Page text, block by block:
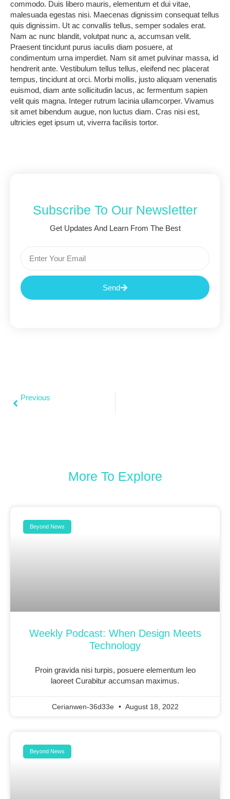
commodo. Duis libero mauris, elementum et dui vitae,
malesuada egestas nisi. Maecenas dignissim consequat tellus
quis dignissim. Ut ac convallis tellus, semper sodales erat.
Nam ac nunc blandit, volutpat nunc a, accumsan velit.
Praesent tincidunt purus iaculis diam posuere, at
condimentum urna imperdiet. Nam sit amet pulvinar massa, id
hendrerit ante. Vestibulum tellus tellus, eleifend nec placerat
tempus, tincidunt at orci. Morbi mollis, justo aliquam venenatis
euismod, diam ante sollicitudin lacus, ac fermentum sapien
velit quis magna. Integer rutrum lacinia ullamcorper. Vivamus
sit amet bibendum augue, non luctus diam. Cras nisi est,
ultricies eget ipsum ut, viverra facilisis tortor.
Subscribe To Our Newsletter
Get Updates And Learn From The Best
Send
Previous
More To Explore
Beyond News
Weekly Podcast: When Design Meets
Technology
Proin gravida nisi turpis, posuere elementum leo
laoreet Curabitur accumsan maximus.
Cerianwen-36d33e August 18, 2022
Beyond News